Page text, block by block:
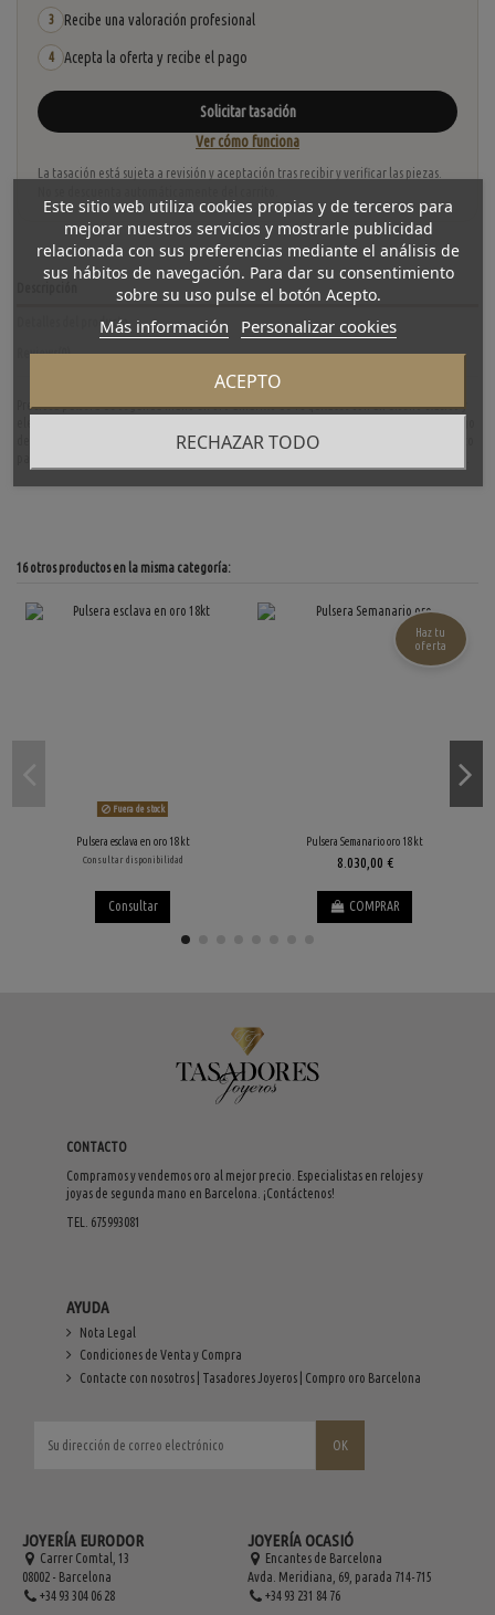
3 Recibe una valoración profesional
4 Acepta la oferta y recibe el pago
Solicitar tasación
Ver cómo funciona
La tasación está sujeta a revisión y aceptación tras recibir y verificar las piezas.
Detalles del producto
Reviews(0)
Preciosa pulsera de segunda mano en oro amarillo de 18 quilates con un diseño clásico y
de 18,9 cm, un ancho de 0,6 cm y un peso de 20,2 gramos, es una pieza versátil, ideal tanto
16 otros productos en la misma categoría:
Fuera de stock
Pulsera esclava en oro 18kt
Consultar disponibilidad
Consultar
Pulsera Semanario oro 18kt
8.030,00 €
COMPRAR
Haz tu
oferta
CONTACTO
Compramos y vendemos oro al mejor precio. Especialistas en relojes y
joyas de segunda mano en Barcelona. ¡Contáctenos!
TEL. 675993081
AYUDA
Nota Legal
Condiciones de Venta y Compra
Contacte con nosotros | Tasadores Joyeros | Compro oro Barcelona
JOYERÍA EURODOR
Carrer Comtal, 13
08002 - Barcelona
+34 93 304 06 28
JOYERÍA OCASIÓ
Encantes de Barcelona
Avda. Meridiana, 69, parada 714-715
+34 93 231 84 76
Este sitio web utiliza cookies propias y de terceros para
mejorar nuestros servicios y mostrarle publicidad
relacionada con sus preferencias mediante el análisis de
sus hábitos de navegación. Para dar su consentimiento
sobre su uso pulse el botón Acepto.
Más información Personalizar cookies
RECHAZAR TODO
ACEPTO